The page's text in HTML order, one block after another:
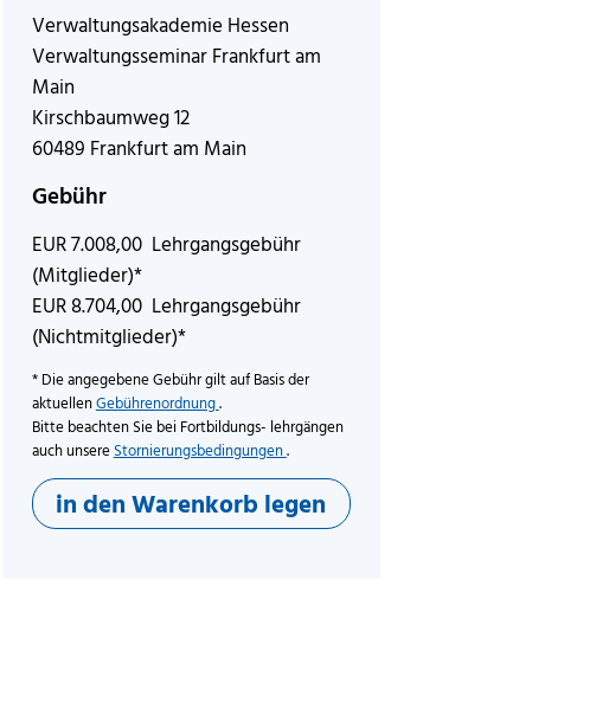
Verwaltungsakademie Hessen
Verwaltungsseminar Frankfurt am
Main
Kirschbaumweg 12
60489 Frankfurt am Main
Gebühr
EUR 7.008,00 Lehrgangsgebühr
(Mitglieder)*
EUR 8.704,00 Lehrgangsgebühr
(Nichtmitglieder)*
* Die angegebene Gebühr gilt auf Basis der
aktuellenGebührenordnung.
Bitte beachten Sie bei Fortbildungs- lehrgängen
auch unsere Stornierungsbedingungen.
in den Warenkorb legen